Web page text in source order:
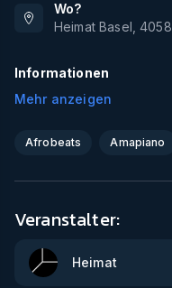
Wo?
Heimat Basel ,4058
Informationen
Mehr anzeigen
Afrobeats Amapiano
Veranstalter:
Heimat